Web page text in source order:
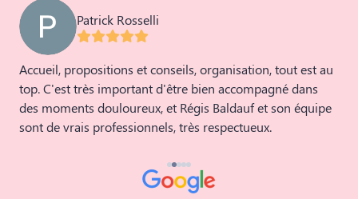
Patrick Rosselli
Accueil, propositions et conseils, organisation, tout est au
top. C'est très important d'être bien accompagné dans
des moments douloureux, et Régis Baldauf et son équipe
sont de vrais professionnels, très respectueux.